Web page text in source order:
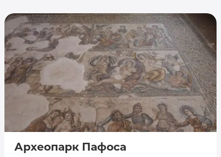
Археопарк Пафоса